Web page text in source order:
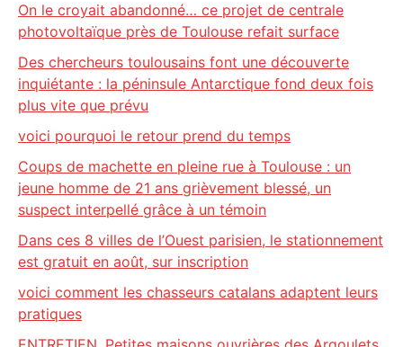
On le croyait abandonné… ce projet de centrale
photovoltaïque près de Toulouse refait surface
Des chercheurs toulousains font une découverte
inquiétante : la péninsule Antarctique fond deux fois
plus vite que prévu
voici pourquoi le retour prend du temps
Coups de machette en pleine rue à Toulouse : un
jeune homme de 21 ans grièvement blessé, un
suspect interpellé grâce à un témoin
Dans ces 8 villes de l’Ouest parisien, le stationnement
est gratuit en août, sur inscription
voici comment les chasseurs catalans adaptent leurs
pratiques